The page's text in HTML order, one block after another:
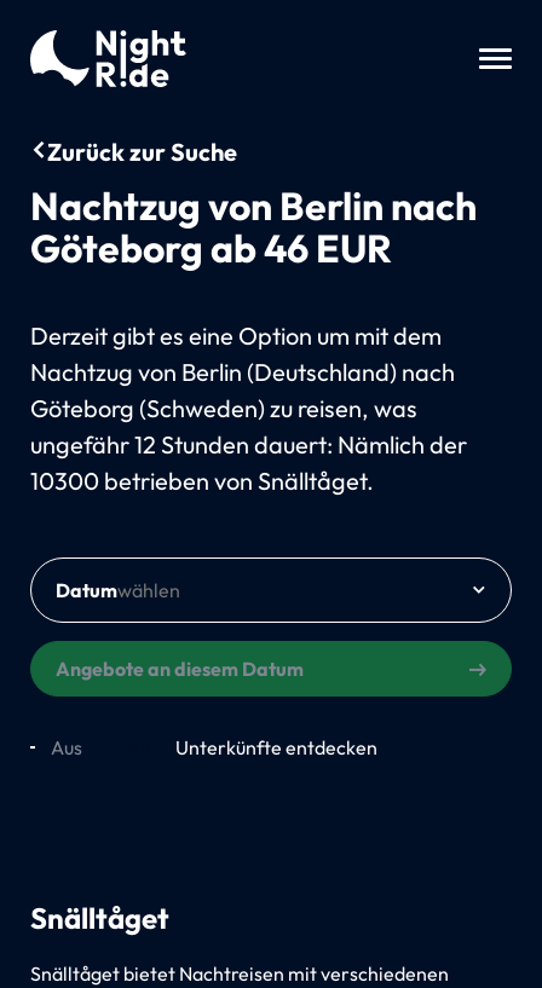
Zurück zur Suche
Nachtzug von Berlin nach
Göteborg ab 46 EUR
Derzeit gibt es eine Option um mit dem
Nachtzug von Berlin (Deutschland) nach
Göteborg (Schweden) zu reisen, was
ungefähr 12 Stunden dauert: Nämlich der
10300 betrieben von Snälltåget.
Datum
Angebote an diesem Datum
Aus Unterkünfte entdecken
Snälltåget
Snälltåget bietet Nachtreisen mit verschiedenen